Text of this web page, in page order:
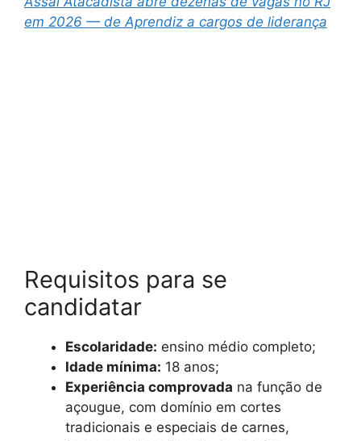
em 2026 — de Aprendiz a cargos de liderança
Requisitos para se
candidatar
Escolaridade: ensino médio completo;
Idade mínima: 18 anos;
Experiência comprovada na função de
açougue, com domínio em cortes
tradicionais e especiais de carnes,